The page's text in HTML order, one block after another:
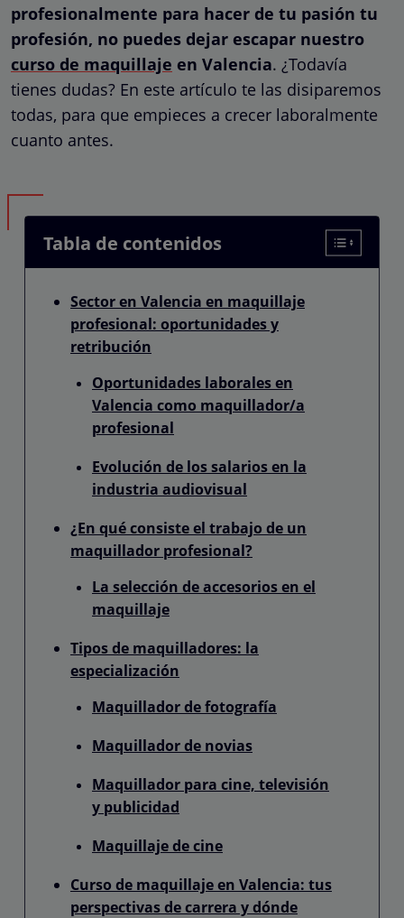
profesionalmente para hacer de tu pasión tu
profesión, no puedes dejar escapar nuestro
curso de maquillaje en Valencia. ¿Todavía
tienes dudas? En este artículo te las disiparemos
todas, para que empieces a crecer laboralmente
cuanto antes.
Tabla de contenidos
Sector en Valencia en maquillaje
profesional: oportunidades y
retribución
Oportunidades laborales en
Valencia como maquillador/a
profesional
Evolución de los salarios en la
industria audiovisual
¿En qué consiste el trabajo de un
maquillador profesional?
La selección de accesorios en el
maquillaje
Tipos de maquilladores: la
especialización
Maquillador de fotografía
Maquillador de novias
Maquillador para cine, televisión
y publicidad
Maquillaje de cine
Curso de maquillaje en Valencia: tus
perspectivas de carrera y dónde